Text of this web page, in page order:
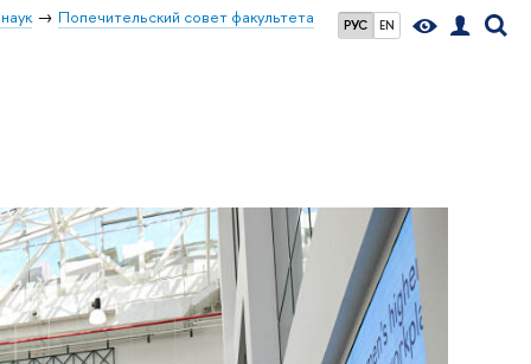
РУС EN
Попечительский совет факультета